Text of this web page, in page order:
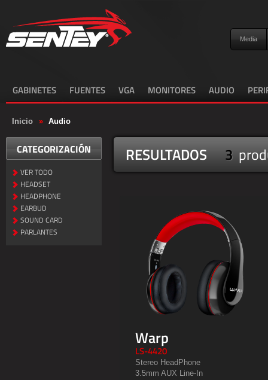
Media
GABINETES FUENTES VGA MONITORES AUDIO
Inicio » Audio
CATEGORIZACIÓN
VER TODO
HEADSET
HEADPHONE
EARBUD
SOUND CARD
PARLANTES
RESULTADOS 3
Warp
LS-4420
Stereo HeadPhone
3.5mm AUX Line-In